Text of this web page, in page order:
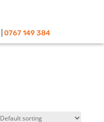
0767 149 384